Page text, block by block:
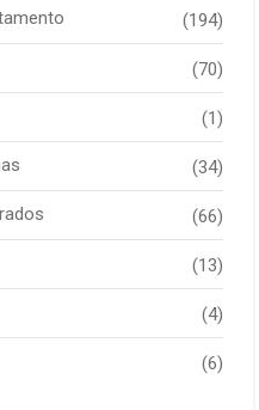
(194)
(70)
(1)
(34)
(66)
(13)
(4)
(6)